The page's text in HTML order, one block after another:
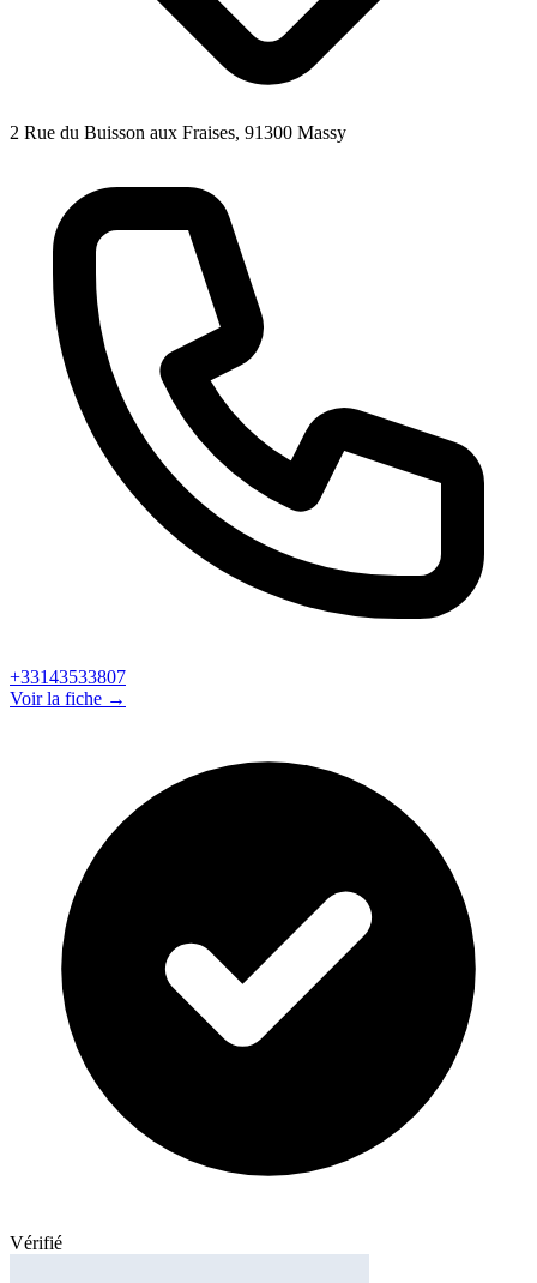
2 Rue du Buisson aux Fraises, 91300 Massy
+33143533807
Voir la fiche →
Vérifié